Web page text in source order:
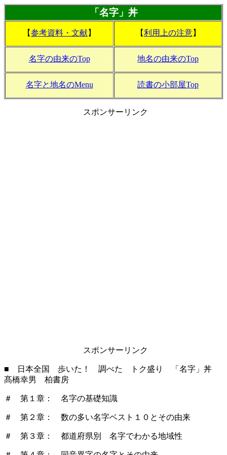
「名字」丼
【参考資料・文献】 【利用上の注意】
名字の由来のTop 地名の由来のTop
名字と地名のMenu 読書の小部屋Top
スポンサーリンク
スポンサーリンク
■ 日本全国 歩いた！ 調べた トク盛り 「名字」丼
髙橋幸男 柏書房
＃ 第１章： 名字の基礎知識
＃ 第２章： 数の多い名字ベスト１０とその由来
＃ 第３章： 都道府県別 名字でわかる地域性